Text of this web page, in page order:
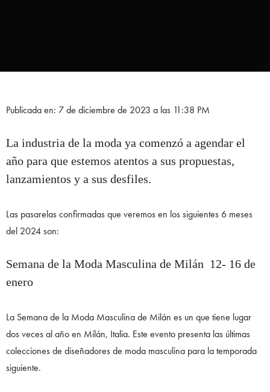
Publicada en: 7 de diciembre de 2023 a las 11:38 PM
La industria de la moda ya comenzó a agendar el
año para que estemos atentos a sus propuestas,
lanzamientos y a sus desfiles.
Las pasarelas confirmadas que veremos en los siguientes 6 meses
del 2024 son:
Semana de la Moda Masculina de Milán 12- 16 de
enero
La Semana de la Moda Masculina de Milán es un que tiene lugar
dos veces al año en Milán, Italia. Este evento presenta las últimas
colecciones de diseñadores de moda masculina para la temporada
siguiente.